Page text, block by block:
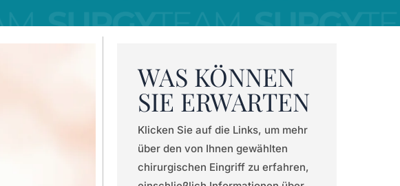
WAS KÖNNEN
SIE ERWARTEN
Klicken Sie auf die Links, um mehr
über den von Ihnen gewählten
chirurgischen Eingriff zu erfahren,